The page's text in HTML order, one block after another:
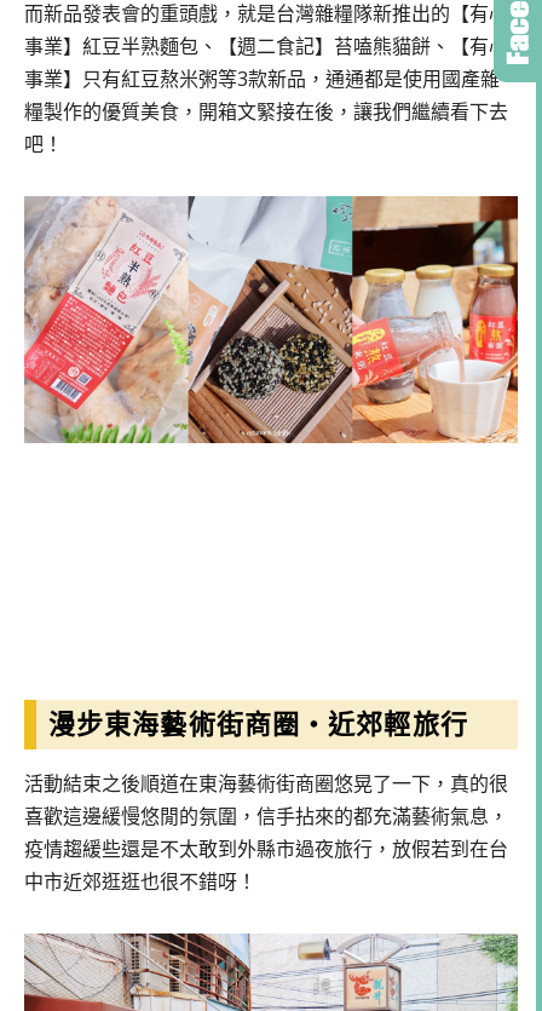
而新品發表會的重頭戲，就是台灣雜糧隊新推出的【有心
事業】紅豆半熟麵包、【週二食記】苔嗑熊貓餅、【有心
事業】只有紅豆熬米粥等3款新品，通通都是使用國產雜
糧製作的優質美食，開箱文緊接在後，讓我們繼續看下去
吧！
漫步東海藝術街商圈・近郊輕旅行
活動結束之後順道在東海藝術街商圈悠晃了一下，真的很
喜歡這邊緩慢悠閒的氛圍，信手拈來的都充滿藝術氣息，
疫情趨緩些還是不太敢到外縣市過夜旅行，放假若到在台
中市近郊逛逛也很不錯呀！